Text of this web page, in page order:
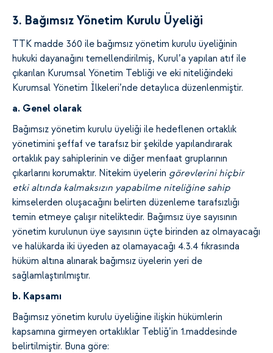
3. Bağımsız Yönetim Kurulu Üyeliği
TTK madde 360 ile bağımsız yönetim kurulu üyeliğinin
hukuki dayanağını temellendirilmiş, Kurul’a yapılan atıf ile
çıkarılan Kurumsal Yönetim Tebliği ve eki niteliğindeki
Kurumsal Yönetim İlkeleri’nde detaylıca düzenlenmiştir.
a. Genel olarak
Bağımsız yönetim kurulu üyeliği ile hedeflenen ortaklık
yönetimini şeffaf ve tarafsız bir şekilde yapılandırarak
ortaklık pay sahiplerinin ve diğer menfaat gruplarının
çıkarlarını korumaktır. Nitekim üyelerin görevlerini hiçbir
etki altında kalmaksızın yapabilme niteliğine sahip
kimselerden oluşacağını belirten düzenleme tarafsızlığı
temin etmeye çalışır niteliktedir. Bağımsız üye sayısının
yönetim kurulunun üye sayısının üçte birinden az olmayacağı
ve halükarda iki üyeden az olamayacağı 4.3.4 fıkrasında
hüküm altına alınarak bağımsız üyelerin yeri de
sağlamlaştırılmıştır.
b. Kapsamı
Bağımsız yönetim kurulu üyeliğine ilişkin hükümlerin
kapsamına girmeyen ortaklıklar Tebliğ’in 1.maddesinde
belirtilmiştir. Buna göre: